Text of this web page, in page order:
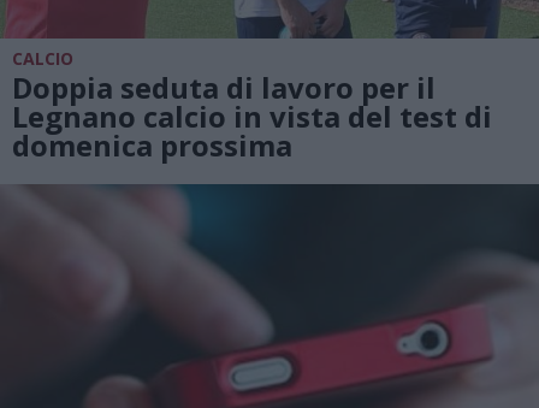
CALCIO
Doppia seduta di lavoro per il
Legnano calcio in vista del test di
domenica prossima